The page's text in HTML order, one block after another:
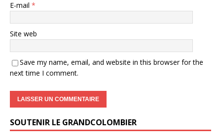
E-mail *
Site web
Save my name, email, and website in this browser for the
next time I comment.
SOUTENIR LE GRANDCOLOMBIER